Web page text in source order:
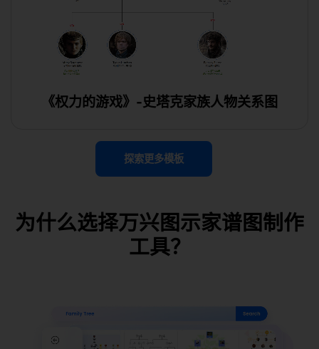
《权力的游戏》-史塔克家族人物关系图
探索更多模板
为什么选择万兴图示家谱图制作
工具？